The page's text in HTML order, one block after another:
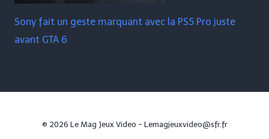
Sony fait un geste marquant avec la PS5 Pro juste
avant GTA 6
© 2026 Le Mag Jeux Video - Lemagjeuxvideo@sfr.fr